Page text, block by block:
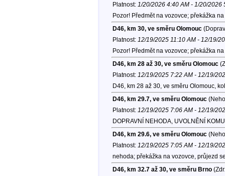
Platnost: 1/20/2026 4:40 AM - 1/20/2026
Pozor! Předmět na vozovce; překážka
D46, km 30, ve směru Olomouc
Platnost: 12/19/2025 11:10 AM - 12/19/
Pozor! Předmět na vozovce; překážka
D46, km 28 až 30, ve směru Olomouc
Platnost: 12/19/2025 7:22 AM - 12/19/
D46, km 28 až 30, ve směru Olomouc,
D46, km 29.7, ve směru Olomouc
Platnost: 12/19/2025 7:06 AM - 12/19/
DOPRAVNÍ NEHODA, UVOLNĚNÍ
D46, km 29.6, ve směru Olomouc
Platnost: 12/19/2025 7:05 AM - 12/19/
nehoda; překážka na vozovce, průjezd
D46, km 32.7 až 30, ve směru Brno